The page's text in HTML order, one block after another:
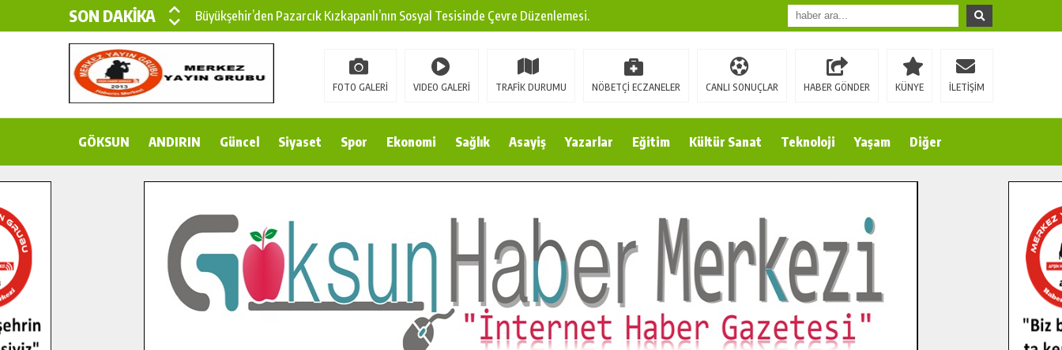
SON DAKİKA
Büyükşehir’den Pazarcık Kızkapanlı’nın Sosyal Tesisinde Çevre Düzenlemesi.
Büyükşehir’den Pazarcık Kırsalına Modern Ulaşım Yatırımı.
Çin’den KSÜ’ye Uluslararası Başarı: Edinilen Bilgi Türk Tarımına Katkı Sağlayacak.
Gençler Pusula Maraş Kampında Yeni Medya ve Fotoğrafçılığı Keşfetti.
İlçe Jandarma Komutanı Karakaya’dan Başkan Cüce’ye Veda Ziyareti.
Bertiz’in Yeni Köprüsünde Sona Doğru.
FOTO GALERİ VIDEO GALERİ TRAFİK DURUMU NÖBETÇİ ECZANELER CANLI SONUÇLAR HABER GÖNDER KÜNYE İLETİŞİM
GÖKSUN ANDIRIN Güncel Siyaset Spor Ekonomi Sağlık Asayiş Yazarlar Eğitim Kültür Sanat Teknoloji Yaşam Diğer